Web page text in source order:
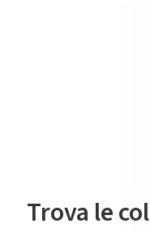
servizio di mobilità
Trova le